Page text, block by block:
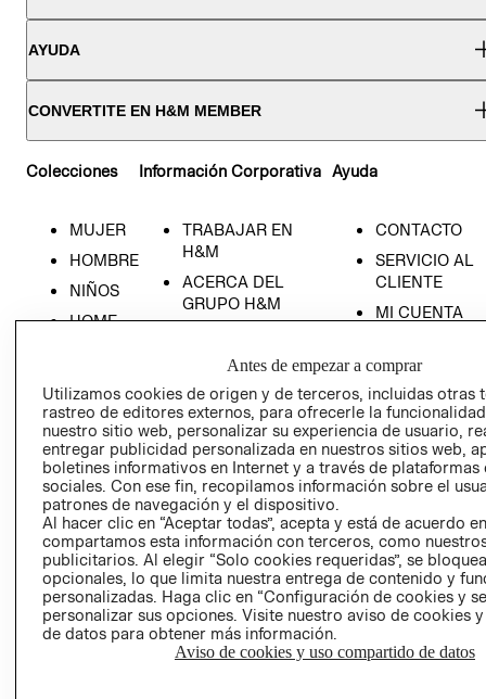
AYUDA
CONVERTITE EN H&M MEMBER
Colecciones
MUJER
HOMBRE
NIÑOS
HOME
Información Corporativa
TRABAJAR EN
H&M
ACERCA DEL
GRUPO H&M
SOCIAL
PRENSA
RELACIÓN CON
INVERSIONISTAS
POLÍTICA
EMPRESARIAL
Ayuda
CONTACTO
SERVICIO AL
CLIENTE
MI CUENTA
TIENDAS
- RETIRO EN
TIENDA
TÉRMINOS Y
CONDICIONES
AVISO DE
PRIVACIDAD
GIFT CARD
AVISO DE
COOKIES
Antes de empezar a comprar
Utilizamos cookies de origen y de terceros, incluidas otras
rastreo de editores externos, para ofrecerle la
nuestro sitio web, personalizar su experiencia de usuario,
entregar publicidad personalizada en nuestros sitios web,
boletines informativos en Internet y a través de plataformas
sociales. Con ese fin, recopilamos información sobre el
patrones de navegación y el dispositivo.
Al hacer clic en “Aceptar todas”, acepta y está de acuerdo
compartamos esta información con terceros, como
publicitarios. Al elegir “Solo cookies requeridas”, se
opcionales, lo que limita nuestra entrega de contenido y
personalizadas. Haga clic en “Configuración de cookies y
personalizar sus opciones. Visite nuestro aviso de cookies
de datos para obtener más información.
Aviso de cookies y uso compartido de datos